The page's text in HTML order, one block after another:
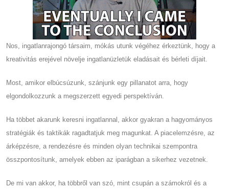
Nos, ingatlanrajongó társaim, mókás utunk végéhez érkeztünk, hogy a
kreativitás erejével növelje ingatlanüzletük eladásait és bérleti díjait.
Most, amikor elbúcsúzunk, szánjunk egy pillanatot arra, hogy
elgondolkozzunk a megszerzett egyedi perspektíván.
Ha többet akarunk keresni ingatlannal, akkor gyakran a hagyományos
stratégiák és taktikák ragadtatjuk meg magunkat. A piacelemzésre, az
árképzésre, a rendezésre és minden olyan technikai szempontra
összpontosítunk, amelyek ebben az iparágban a sikerhez vezetnek.
De mi van akkor, ha többről van szó, mint csupán a számokról és a